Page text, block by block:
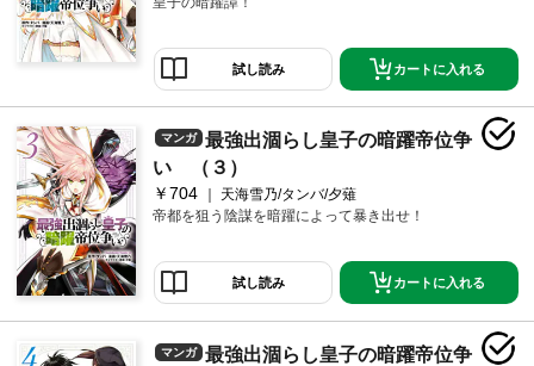
試し読み カートに入れる
マンガ
最強出涸らし皇子の暗躍帝位争
い （３）
￥704
天海雪乃/タンバ/夕薙
帝都を狙う陰謀を暗躍によって暴き出せ！
試し読み カートに入れる
マンガ
最強出涸らし皇子の暗躍帝位争